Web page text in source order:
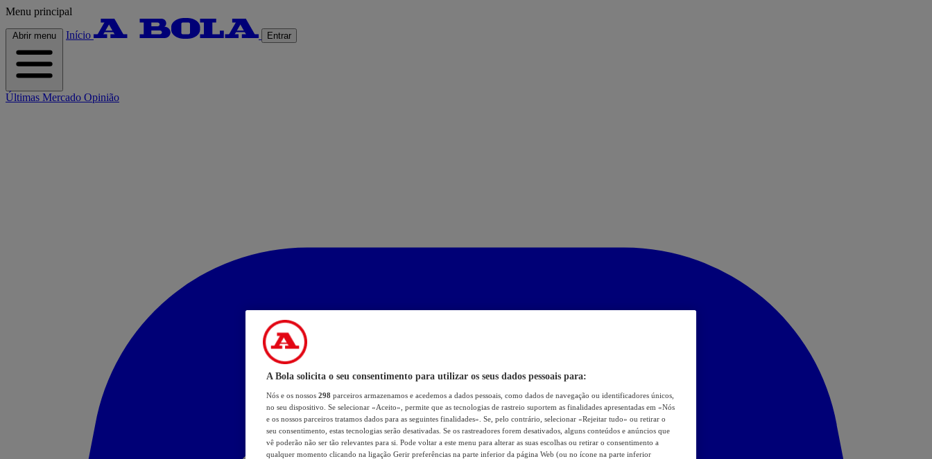
Menu principal
Abrir menu Início Entrar
Últimas Mercado Opinião
A Bola solicita o seu consentimento para utilizar os seus dados pessoais para:
Nós e os nossos 298 parceiros armazenamos e acedemos a dados pessoais, como dados de navegação ou identificadores únicos,
no seu dispositivo. Se selecionar «Aceito», permite que as tecnologias de rastreio suportem as finalidades apresentadas em «Nós
e os nossos parceiros tratamos dados para as seguintes finalidades». Se, pelo contrário, selecionar «Rejeitar tudo» ou retirar o
seu consentimento, estas tecnologias serão desativadas. Se os rastreadores forem desativados, alguns conteúdos e anúncios que
vê poderão não ser tão relevantes para si. Pode voltar a este menu para alterar as suas escolhas ou retirar o consentimento a
qualquer momento clicando na ligação Gerir preferências na parte inferior da página Web (ou no ícone na parte inferior